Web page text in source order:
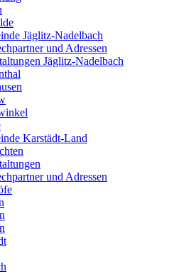
Jäglitz-Nadelbach
und Adressen
Jäglitz-Nadelbach
Karstädt-Land
und Adressen